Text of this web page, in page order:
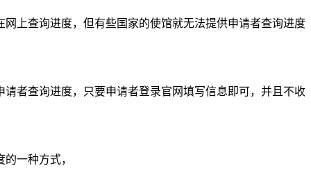
上查询进度，但有些国家的使馆就无法提供申请者查询进度
者查询进度，只要申请者登录官网填写信息即可，并且不收
一种方式，